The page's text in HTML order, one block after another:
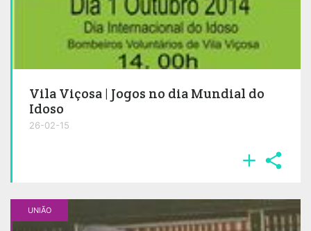
Vila Viçosa | Jogos no dia Mundial do
Idoso
26-02-15
 
UNIÃO